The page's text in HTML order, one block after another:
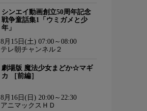
シンエイ動画創立50周年記念
戦争童話集1「ウミガメと少
年」
8月15日(土) 07:00～08:00
テレ朝チャンネル２
劇場版 魔法少女まどか☆マギ
カ ［前編］
8月16日(日) 20:00～22:30
アニマックスＨＤ